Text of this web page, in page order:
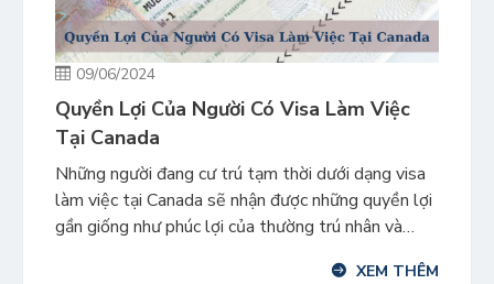
09/06/2024
Quyền Lợi Của Người Có Visa Làm Việc
Tại Canada
Những người đang cư trú tạm thời dưới dạng visa
làm việc tại Canada sẽ nhận được những quyền lợi
gần giống như phúc lợi của thường trú nhân và
Kornova xin gửi một số quyền lợi phổ biến vàXEM THÊM